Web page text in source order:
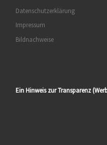
Datenschutzerklärung
Impressum
Bildnachweise
Ein Hinweis zur Transparenz